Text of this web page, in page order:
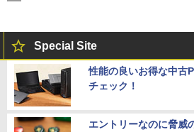
Special Site
性能の良いお得な中古
チェック！
エントリーなのに脅